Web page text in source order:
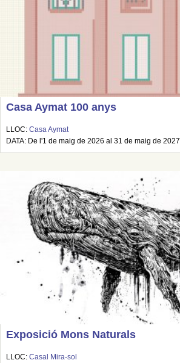
Casa Aymat 100 anys
LLOC: Casa Aymat
DATA: De l'1 de maig de 2026 al 31 de maig de 2027
Exposició Mons Naturals
LLOC: Casal Mira-sol